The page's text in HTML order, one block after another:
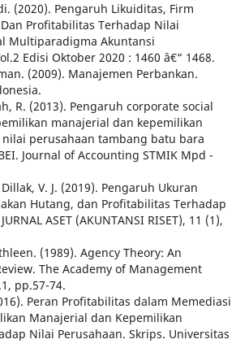
(2020). Pengaruh Likuiditas, Firm
Profitabilitas Terhadap Nilai
Multiparadigma Akuntansi
Edisi Oktober 2020 : 1460 â€“ 1468.
(2009). Manajemen Perbankan.
R. (2013). Pengaruh corporate social
manajerial dan kepemilikan
perusahaan tambang batu bara
Journal of Accounting STMIK Mpd -
V. J. (2019). Pengaruh Ukuran
Hutang, dan Profitabilitas Terhadap
ASET (AKUNTANSI RISET), 11 (1),
(1989). Agency Theory: An
The Academy of Management
pp.57-74.
Peran Profitabilitas dalam Memediasi
Manajerial dan Kepemilikan
Nilai Perusahaan. Skrips. Universitas